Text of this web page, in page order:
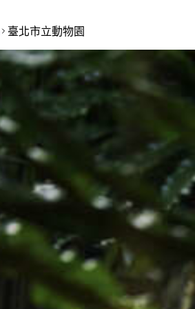
臺北市立動物園